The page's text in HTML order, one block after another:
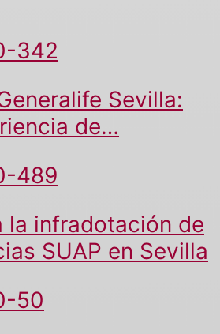
Sevilla:
de…
la infradotación de
SUAP en Sevilla